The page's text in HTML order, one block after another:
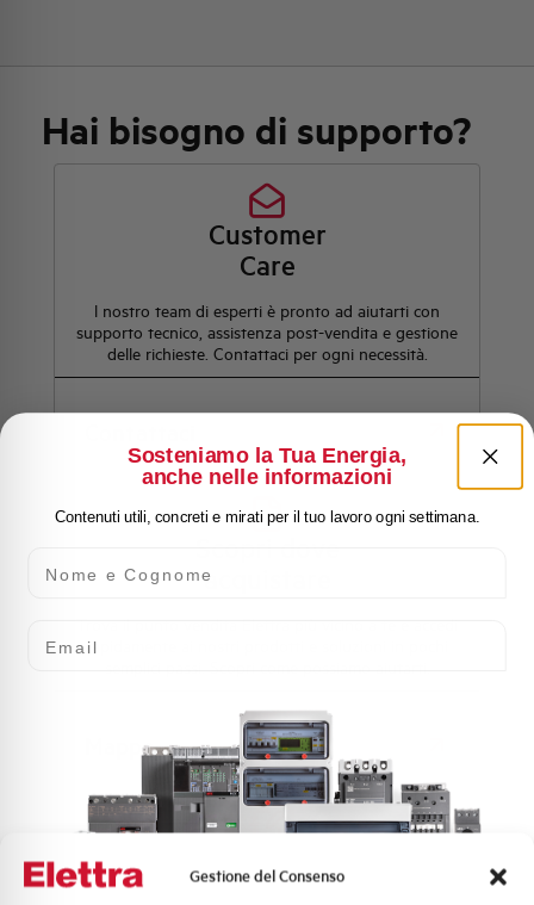
Gestione del Consenso
Hai bisogno di supporto?
Customer
Care
l nostro team di esperti è pronto ad aiutarti con
supporto tecnico, assistenza post-vendita e gestione
delle richieste. Contattaci per ogni necessità.
acquistare
rapidamente ai nostri prodotti e soluzioni in pochi
Mappa
Domande
frequenti
Sosteniamo la Tua Energia,
anche nelle informazioni
Contenuti utili, concreti e mirati per il tuo lavoro ogni settimana.